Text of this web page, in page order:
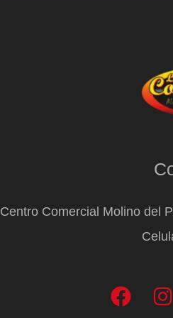
Centro Comercial Molino del